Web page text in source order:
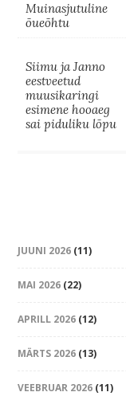
Muinasjutuline
õueõhtu
Siimu ja Janno
eestveetud
muusikaringi
esimene hooaeg
sai piduliku lõpu
JUUNI 2026 (11)
MAI 2026 (22)
APRILL 2026 (12)
MÄRTS 2026 (13)
VEEBRUAR 2026 (11)